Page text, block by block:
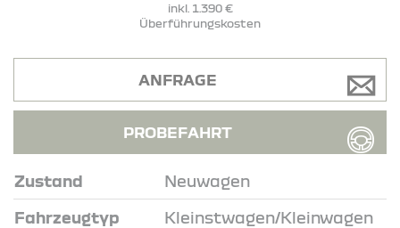
inkl. 1.390 €
Überführungskosten
Zustand Neuwagen
Fahrzeugtyp Kleinstwagen/Kleinwagen
ANFRAGE
PROBEFAHRT